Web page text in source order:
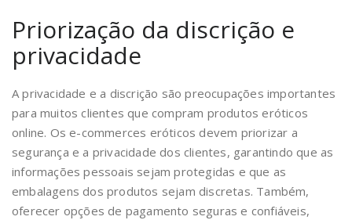
Priorização da discrição e
privacidade
A privacidade e a discrição são preocupações importantes
para muitos clientes que compram produtos eróticos
online. Os e-commerces eróticos devem priorizar a
segurança e a privacidade dos clientes, garantindo que as
informações pessoais sejam protegidas e que as
embalagens dos produtos sejam discretas. Também,
oferecer opções de pagamento seguras e confiáveis,